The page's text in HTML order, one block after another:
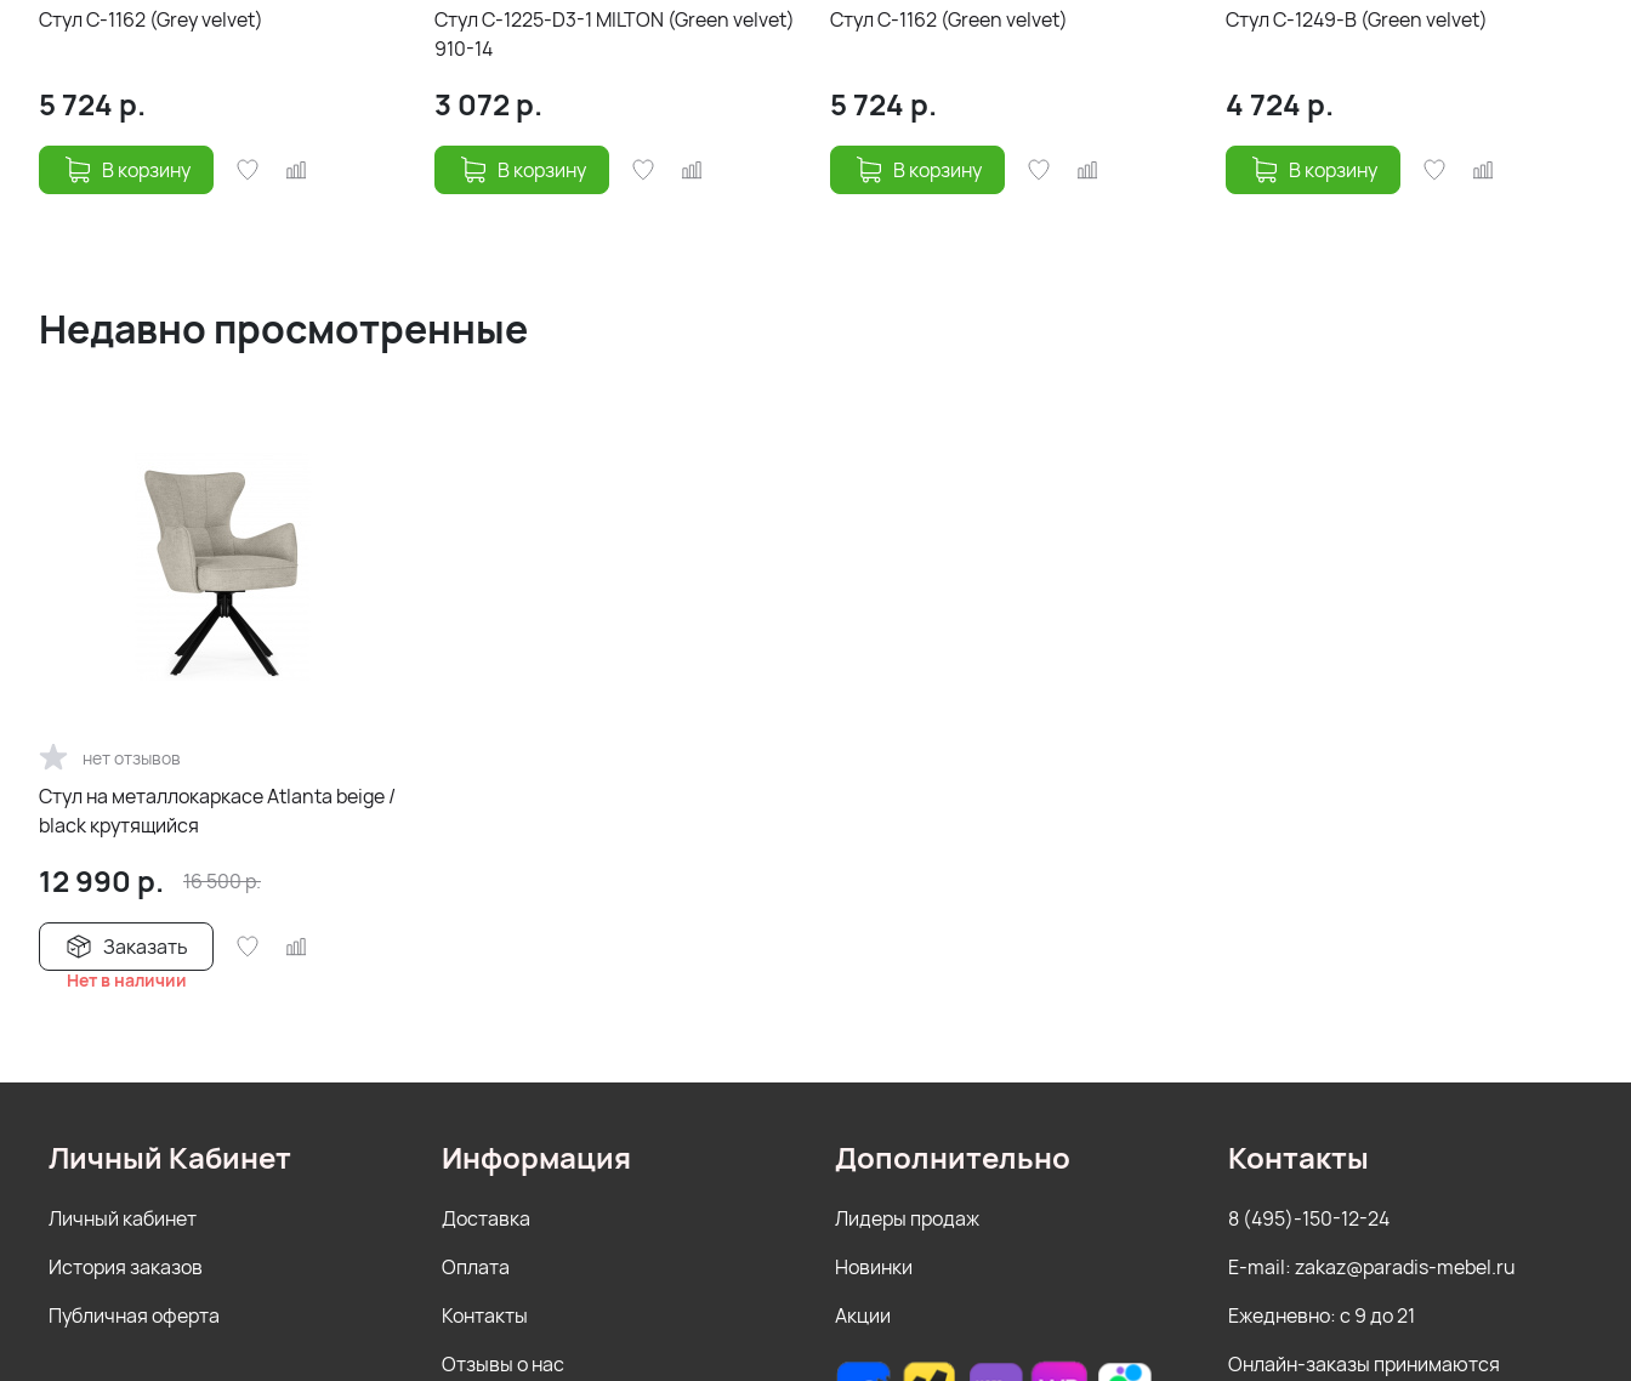
Стул С-1162 (Grey velvet)
5 724 р.
В корзину
Стул С-1225-D3-1 MILTON (Green velvet)
910-14
3 072 р.
В корзину
Стул С-1162 (Green velvet)
5 724 р.
В корзину
Стул С-1249-B (Green velvet)
4 724 р.
В корзину
Недавно просмотренные
нет отзывов
Стул на металлокаркасе Atlanta beige /
black крутящийся
12 990 р. 16 500р.
Заказать
Нет в наличии
Личный Кабинет
Личный кабинет
История заказов
Публичная оферта
Информация
Доставка
Оплата
Контакты
Отзывы о нас
Дополнительно
Лидеры продаж
Новинки
Акции
Контакты
8 (495)-150-12-24
E-mail: zakaz@paradis-mebel.ru
Ежедневно: с 9 до 21
Онлайн-заказы принимаются